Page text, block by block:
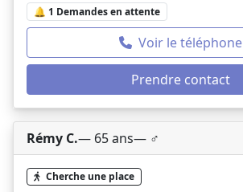
🔔 1 Demandes en attente
Voir le téléphone
Prendre contact
Rémy C.— 65 ans— ♂️
Cherche une place